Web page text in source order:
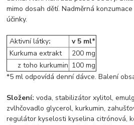
mimo dosah dětí. Nadměrná
účinky.
Aktivní látky:
v 5 ml*
Kurkuma extrakt
200 mg
z toho kurkumin 100 mg
*5 ml odpovídá denní dávce. Balení
Složení:voda, stabilizátor xylitol,
zvlhčovadlo glycerol, kurkumin,
regulátor kyselosti kyselina citrónová,